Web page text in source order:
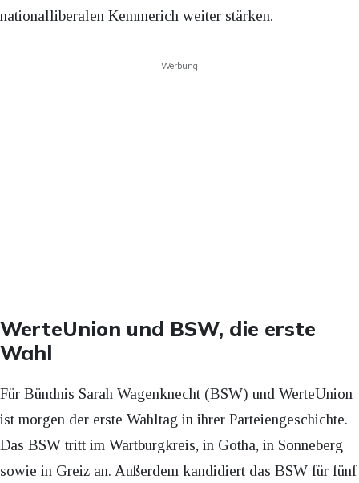
nationalliberalen Kemmerich weiter stärken.
Werbung
WerteUnion und BSW, die erste
Wahl
Für Bündnis Sarah Wagenknecht (BSW) und WerteUnion
ist morgen der erste Wahltag in ihrer Parteiengeschichte.
Das BSW tritt im Wartburgkreis, in Gotha, in Sonneberg
sowie in Greiz an. Außerdem kandidiert das BSW für fünf